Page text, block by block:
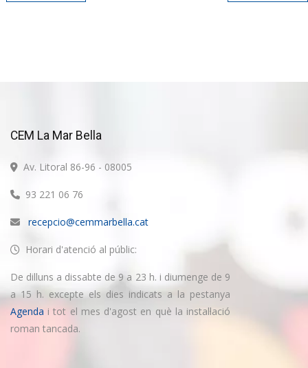
CEM La Mar Bella
Av. Litoral 86-96 - 08005
93 221 06 76
recepcio@cemmarbella.cat
Horari d'atenció al públic:
De dilluns a dissabte de 9 a 23 h. i diumenge de 9
a 15 h. excepte els dies indicats a la pestanya
Agenda i tot el mes d'agost en què la instal·lació
roman tancada.